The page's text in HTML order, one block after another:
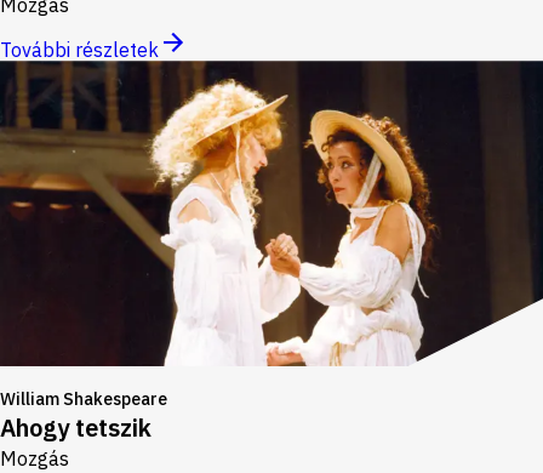
Mozgás
További részletek
William Shakespeare
Ahogy tetszik
Mozgás